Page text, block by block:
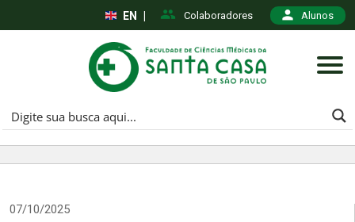
Colaboradores Alunos
EN
07/10/2025